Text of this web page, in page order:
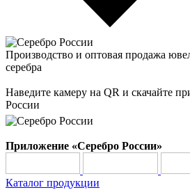
Производство и оптовая продажа
серебра
Наведите камеру на QR и скачайте
России
Приложение «Серебро России»
Каталог продукции